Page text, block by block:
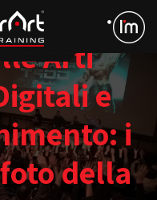
Arti
e
i
della